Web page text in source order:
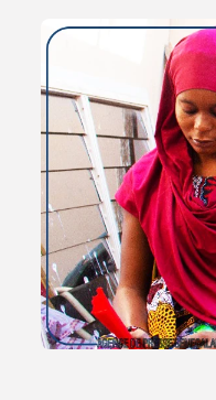
ENVIRONNEMENT
AGENDA
SANTE